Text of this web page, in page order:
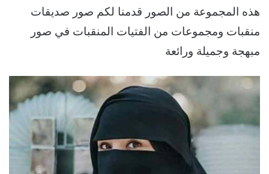
هذه المجموعة من الصور قدمنا لكم صور صديقات
منقبات ومجموعات من الفتيات المنقبات في صور
مبهجة وجميلة ورائعة